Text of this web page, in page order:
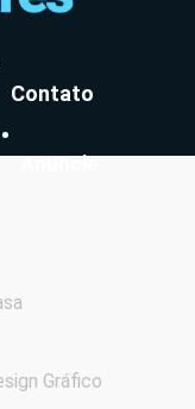
Contato
Anuncie
Gráfico